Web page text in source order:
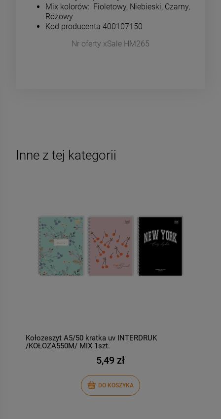
Mix kolorów: Fioletowy, Niebieski, Czarny,
Różowy
Kod producenta 400107150
Nr oferty xSale HM265
Inne z tej kategorii
Kołozeszyt A5/50 kratka uv INTERDRUK
/KOŁOZA550M/ MIX 1szt.
5,49 zł
DO KOSZYKA